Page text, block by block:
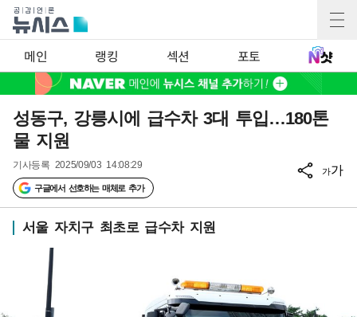
메인 랭킹 섹션 포토
성동구, 강릉시에 급수차 3대 투입…180톤
물 지원
기사등록 2025/09/03 14:08:29
구글에서 선호하는 매체로 추가
가가
서울 자치구 최초로 급수차 지원